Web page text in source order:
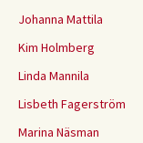
Johanna Mattila
Kim Holmberg
Linda Mannila
Lisbeth Fagerström
Marina Näsman